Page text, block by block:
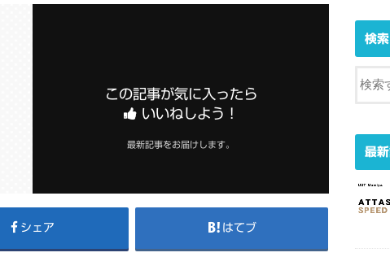
この記事が気に入ったら
いいねしよう！
最新記事をお届けします。
シェア はてブ
検索
最